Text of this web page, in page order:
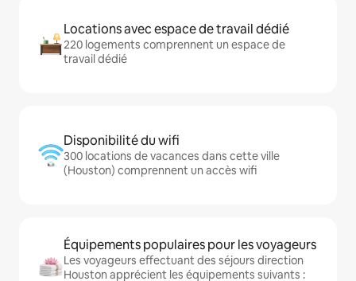
Locations avec espace de travail dédié
220 logements comprennent un espace de
travail dédié
Disponibilité du wifi
300 locations de vacances dans cette ville
(Houston) comprennent un accès wifi
Équipements populaires pour les voyageurs
Les voyageurs effectuant des séjours direction
Houston apprécient les équipements suivants :